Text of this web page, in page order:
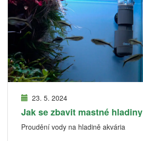
23. 5. 2024
Jak se zbavit mastné hladiny
Proudění vody na hladině akvária